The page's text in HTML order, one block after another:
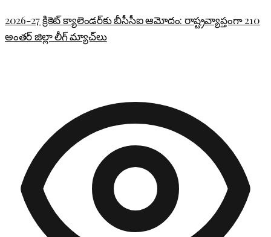
2026-27 క్రికెట్ క్యాలెండర్‌కు బీసీసీఐ ఆమోదం: రాష్ట్రవ్యాప్తంగా 210
అంతర్ జిల్లా లీగ్ మ్యాచ్‌లు